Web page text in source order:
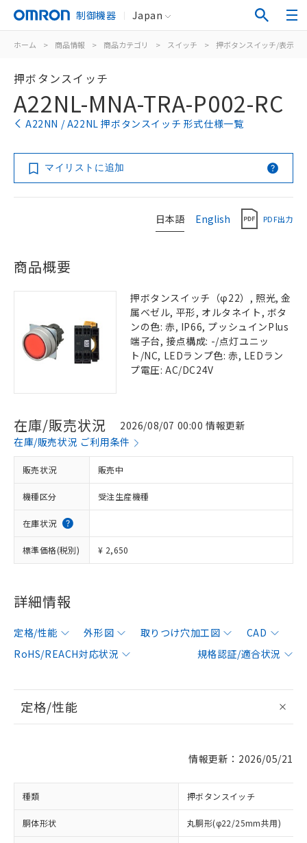
制御機器 Japan
ホーム > 商品情報 > 商品カテゴリ > スイッチ > 押ボタンスイッチ/表示灯
押ボタンスイッチ
A22NL-MNA-TRA-P002-RC
A22NN / A22NL 押ボタンスイッチ 形式仕様一覧
マイリストに追加
日本語 English PDF出力
商品概要
押ボタンスイッチ（φ22）, 照光, 金
属ベゼル, 平形, オルタネイト, ボタ
ンの色: 赤, IP66, プッシュインPlus
端子台, 接点構成: -/点灯ユニッ
ト/NC, LEDランプ色: 赤, LEDラン
プ電圧: AC/DC24V
在庫/販売状況
2026/08/07 00:00 情報更新
在庫/販売状況 ご利用条件
販売状況 販売中
機種区分 受注生産機種
在庫状況
標準価格(税別) ¥ 2,650
詳細情報
定格/性能 外形図 取りつけ穴加工図
CAD
RoHS/REACH対応状況
規格認証/適合状況
定格/性能
情報更新：2026/05/21
種類 押ボタンスイッチ
胴体形状 丸胴形(φ22/25mm共用)